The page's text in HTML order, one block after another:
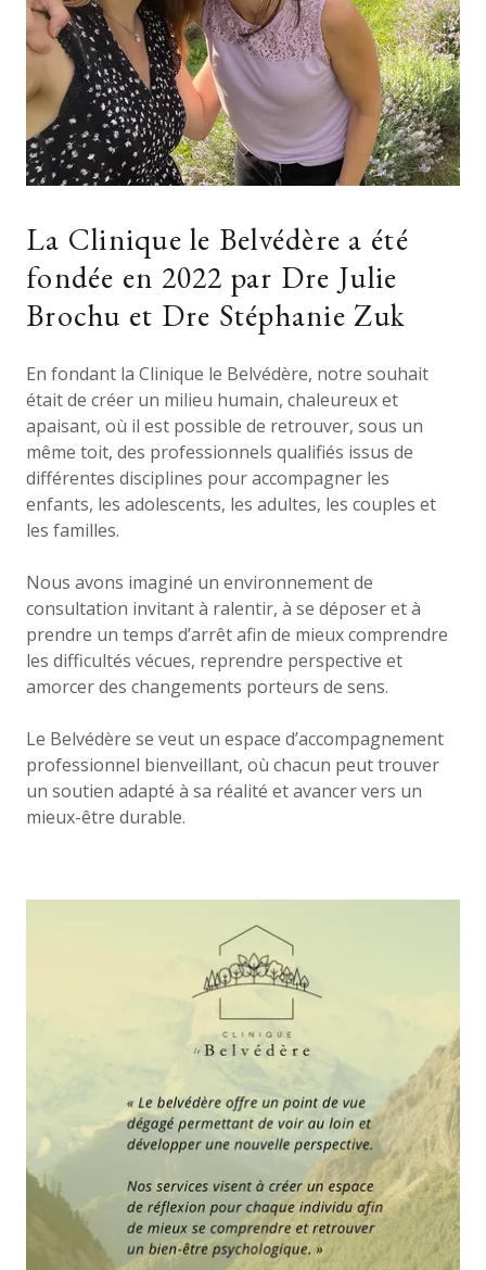
La Clinique le Belvédère a été
fondée en 2022 par Dre Julie
Brochu et Dre Stéphanie Zuk
En fondant la Clinique le Belvédère, notre souhait
était de créer un milieu humain, chaleureux et
apaisant, où il est possible de retrouver, sous un
même toit, des professionnels qualifiés issus de
différentes disciplines pour accompagner les
enfants, les adolescents, les adultes, les couples et
les familles.
Nous avons imaginé un environnement de
consultation invitant à ralentir, à se déposer et à
prendre un temps d’arrêt afin de mieux comprendre
les difficultés vécues, reprendre perspective et
amorcer des changements porteurs de sens.
Le Belvédère se veut un espace d’accompagnement
professionnel bienveillant, où chacun peut trouver
un soutien adapté à sa réalité et avancer vers un
mieux-être durable.